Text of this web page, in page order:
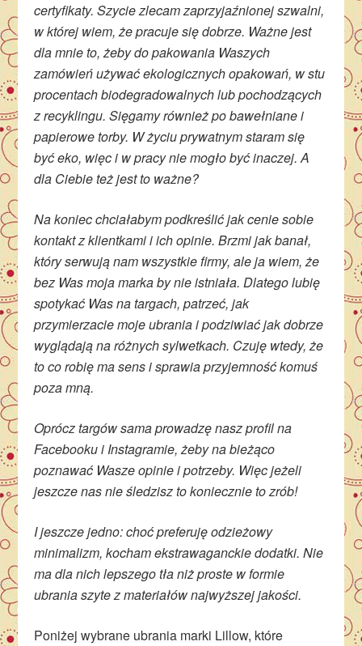
certyfikaty. Szycie zlecam zaprzyjaźnionej szwalni,
w której wiem, że pracuje się dobrze. Ważne jest
dla mnie to, żeby do pakowania Waszych
zamówień używać ekologicznych opakowań, w stu
procentach biodegradowalnych lub pochodzących
z recyklingu. Sięgamy również po bawełniane i
papierowe torby. W życiu prywatnym staram się
być eko, więc i w pracy nie mogło być inaczej. A
dla Ciebie też jest to ważne?
Na koniec chciałabym podkreślić jak cenie sobie
kontakt z klientkami i ich opinie. Brzmi jak banał,
który serwują nam wszystkie firmy, ale ja wiem, że
bez Was moja marka by nie istniała. Dlatego lubię
spotykać Was na targach, patrzeć, jak
przymierzacie moje ubrania i podziwiać jak dobrze
wyglądają na różnych sylwetkach. Czuję wtedy, że
to co robię ma sens i sprawia przyjemność komuś
poza mną.
Oprócz targów sama prowadzę nasz profil na
Facebooku i Instagramie, żeby na bieżąco
poznawać Wasze opinie i potrzeby. Więc jeżeli
jeszcze nas nie śledzisz to koniecznie to zrób!
I jeszcze jedno: choć preferuję odzieżowy
minimalizm, kocham ekstrawaganckie dodatki. Nie
ma dla nich lepszego tła niż proste w formie
ubrania szyte z materiałów najwyższej jakości.
Poniżej wybrane ubrania marki Lillow, które